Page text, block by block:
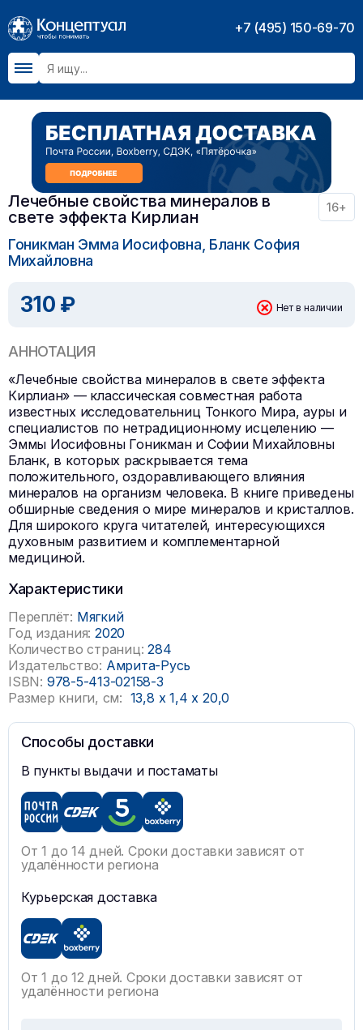
+7 (495) 150-69-70
Лечебные свойства минералов в
свете эффекта Кирлиан
16+
Гоникман Эмма Иосифовна, Бланк София
Михайловна
310 ₽ Нет в наличии
АННОТАЦИЯ
«Лечебные свойства минералов в свете эффекта
Кирлиан» — классическая совместная работа
известных исследовательниц Тонкого Мира, ауры и
специалистов по нетрадиционному исцелению —
Эммы Иосифовны Гоникман и Софии Михайловны
Бланк, в которых раскрывается тема
положительного, оздоравливающего влияния
минералов на организм человека. В книге приведены
обширные сведения о мире минералов и кристаллов.
Для широкого круга читателей, интересующихся
духовным развитием и комплементарной
медициной.
Характеристики
Переплёт: Мягкий
Год издания: 2020
Количество страниц: 284
Издательство: Амрита-Русь
ISBN: 978-5-413-02158-3
Размер книги, см: 13,8 x 1,4x 20,0
Способы доставки
В пункты выдачи и постаматы
От 1 до 14 дней. Сроки доставки зависят от
удалённости региона
Курьерская доставка
От 1 до 12 дней. Сроки доставки зависят от
удалённости региона